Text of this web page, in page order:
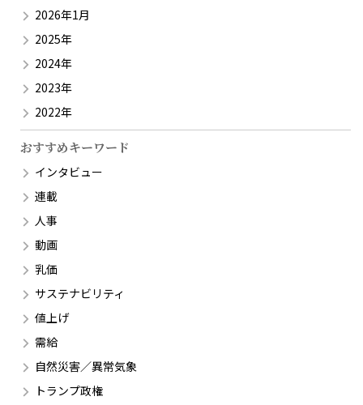
2026年1月
2025年
2024年
2023年
2022年
おすすめキーワード
インタビュー
連載
人事
動画
乳価
サステナビリティ
値上げ
需給
自然災害／異常気象
トランプ政権